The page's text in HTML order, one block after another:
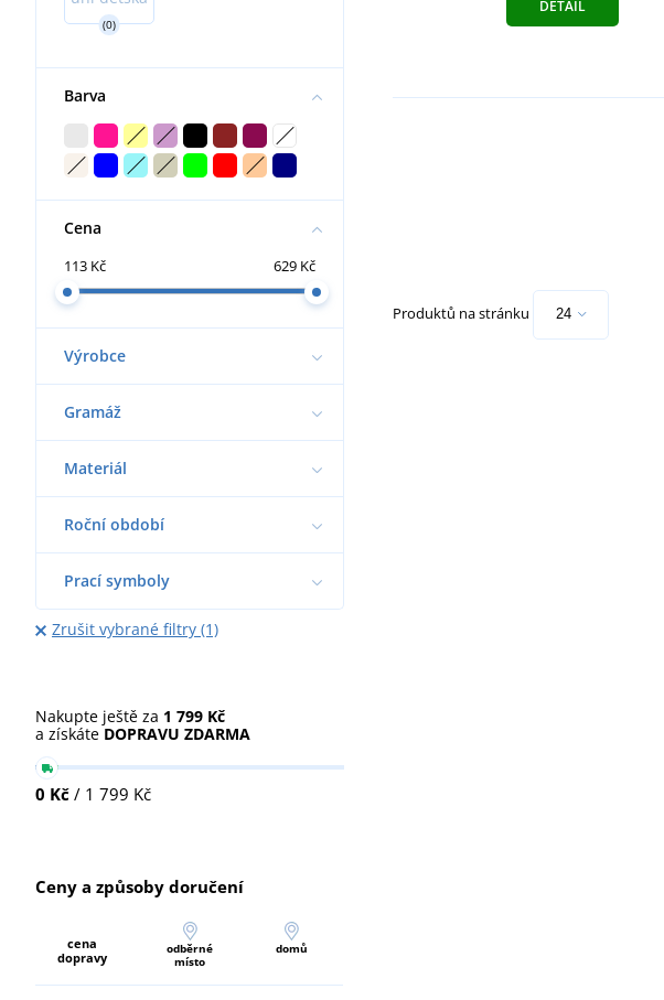
(0)
Barva
Cena
113 Kč 629 Kč
Výrobce
Gramáž
Materiál
Roční období
Prací symboly
Zrušit vybrané filtry (1)
Nakupte ještě za 1 799 Kč
a získáte DOPRAVU ZDARMA
0 Kč / 1 799 Kč
Ceny a způsoby doručení
cena
dopravy
odběrné
místo
domů
DETAIL
Produktů na stránku